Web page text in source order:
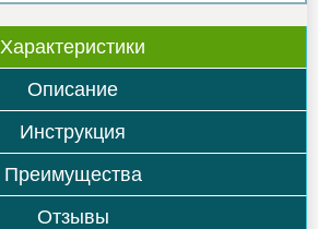
Характеристики
Описание
Инструкция
Преимущества
Отзывы